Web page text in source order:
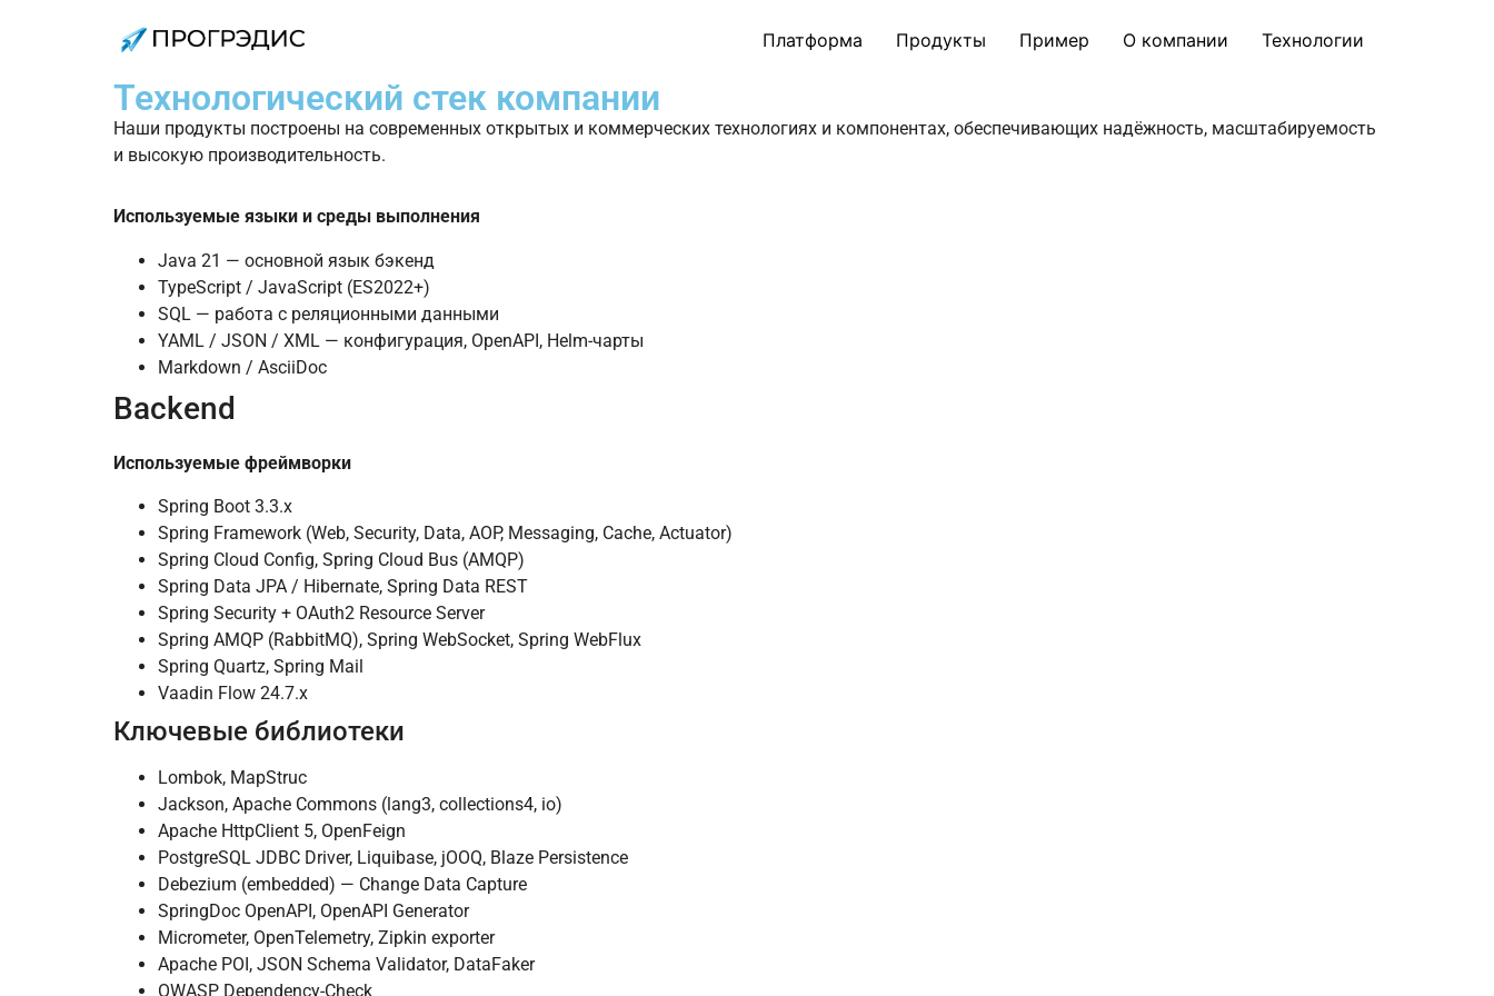
Платформа Продукты Пример О компании Технологии
Технологический стек компании
Наши продукты построены на современных открытых и коммерческих технологиях и компонентах, обеспечивающих надёжность, масштабируемость
и высокую производительность.
Используемые языки и среды выполнения
Java 21 — основной язык бэкенд
TypeScript / JavaScript (ES2022+)
SQL — работа с реляционными данными
YAML / JSON / XML — конфигурация, OpenAPI, Helm-чарты
Markdown / AsciiDoc
Backend
Используемые фреймворки
Spring Boot 3.3.x
Spring Framework (Web, Security, Data, AOP, Messaging, Cache, Actuator)
Spring Cloud Config, Spring Cloud Bus (AMQP)
Spring Data JPA / Hibernate, Spring Data REST
Spring Security + OAuth2 Resource Server
Spring AMQP (RabbitMQ), Spring WebSocket, Spring WebFlux
Spring Quartz, Spring Mail
Vaadin Flow 24.7.x
Ключевые библиотеки
Lombok, MapStruc
Jackson, Apache Commons (lang3, collections4, io)
Apache HttpClient 5, OpenFeign
PostgreSQL JDBC Driver, Liquibase, jOOQ, Blaze Persistence
Debezium (embedded) — Change Data Capture
SpringDoc OpenAPI, OpenAPI Generator
Micrometer, OpenTelemetry, Zipkin exporter
Apache POI, JSON Schema Validator, DataFaker
OWASP Dependency-Check